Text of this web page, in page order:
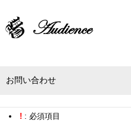
お問い合わせ
! : 必須項目